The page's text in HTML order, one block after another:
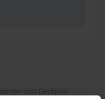
und Deckplan